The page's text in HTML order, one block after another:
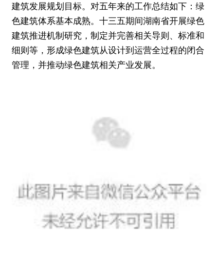
建筑发展规划目标。对五年来的工作总结如下：绿
色建筑体系基本成熟。十三五期间湖南省开展绿色
建筑推进机制研究，制定并完善相关导则、标准和
细则等，形成绿色建筑从设计到运营全过程的闭合
管理，并推动绿色建筑相关产业发展。